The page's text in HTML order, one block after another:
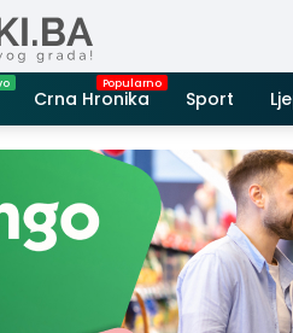
Crna Hronika Sport